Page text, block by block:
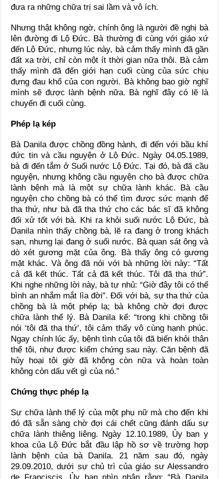
đưa ra những chữa trị sai lầm và vô ích.
Nhưng thật không ngờ, chính ông là người đề nghị bà
lên đường đi Lộ Đức. Bà thường đi cùng với giáo xứ
đến Lộ Đức, nhưng lúc này, bà cảm thấy mình đã gần
đất xa trời, chỉ còn một ít thời gian nữa thôi. Bà cảm
thấy mình đã đến giới hạn cuối cùng của sức chịu
đựng đau khổ của con người. Bà không bao giờ nghĩ
mình sẽ được lành bệnh nữa. Bà nghĩ đây có lẽ là
chuyến đi cuối cùng.
Phép lạ kép
Bà Danila được chồng đồng hành, đi đến với bầu khí
đức tin và cầu nguyện ở Lộ Đức. Ngày 04.05.1989,
bà đi đến tắm ở Suối nước Lộ Đức. Tại đó, bà đã cầu
nguyện, nhưng không cầu nguyện cho bà được chữa
lành bệnh mà là một sự chữa lành khác. Bà cầu
nguyện cho chồng bà có thể tìm được sức mạnh để
tha thứ, như bà đã tha thứ cho các bác sĩ đã không
đối xử tốt với bà. Khi ra khỏi suối nước Lộ Đức, bà
Danila nhìn thấy chồng bà, lẽ ra đang ở trong khách
sạn, nhưng lại đang ở suối nước. Bà quan sát ông và
dò xét gương mặt của ông. Bà thấy ông có gương
mặt khác. Và ông đã nói với bà những lời này: “Tất
cả đã kết thúc. Tất cả đã kết thúc. Tôi đã tha thứ”.
Khi nghe những lời này, bà tự nhủ: “Giờ đây tôi có thể
bình an nhắm mắt lìa đời”. Đối với bà, sự tha thứ của
chồng bà là một phép lạ; bà không chờ đợi được
chữa lành thể lý. Bà Danila kể: “trong khi chồng tôi
nói ‘tôi đã tha thứ’, tôi cảm thấy vô cùng hạnh phúc.
Ngay chính lúc ấy, bệnh tình của tôi đã biến khỏi thân
thể tôi, như được kiểm chứng sau này. Căn bệnh đã
hủy hoại tôi giờ đã không còn nữa và hoàn toàn
không còn dấu vết gì của nó.”
Chứng thực phép lạ
Sự chữa lành thể lý của một phụ nữ mà cho đến khi
đó đã sẵn sàng chờ đợi cái chết cũng đánh dấu sự
chữa lành thiêng liêng. Ngày 12.10.1989, Ủy ban y
khoa của Lộ Đức bắt đầu lập hồ sơ về trường hợp
lành bệnh của bà Danila. 21 năm sau đó, ngày
29.09.2010, dưới sự chủ trì của giáo sư Alessandro